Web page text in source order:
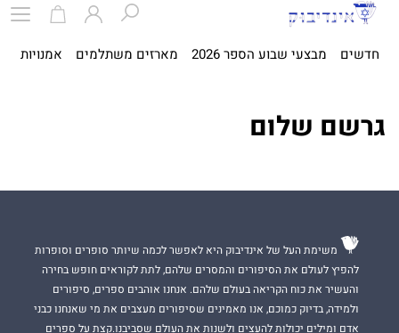
חדשים מבצעי שבוע הספר 2026 מארזים משתלמים אמנויות
גרשם שלום
משימת העל של אינדיבוק היא לאפשר לכמה שיותר סופרים וסופרות
להפיץ לעולם את הסיפורים והמסרים שלהם, לתת לקוראים חופש בחירה
והעשיר את כוח הקריאה בעולם שלהם. אנחנו אוהבים ספרים, סיפורים
ולמידה, בדיוק כמוכם, אנו מאמינים שסיפורים מעצבים את מי שאנחנו כבני
אדם ומילים יכולות להעצים ולשנות את העולם שסביבנו.קצת על ספרים